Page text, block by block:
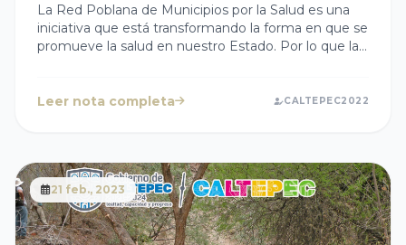
La Red Poblana de Municipios por la Salud es una
iniciativa que está transformando la forma en que se
promueve la salud en nuestro Estado. Por lo que la
Jurisdicción Sanitaria 10 para promover la salud y
Leer nota completa CALTEPEC2022
21 feb., 2023